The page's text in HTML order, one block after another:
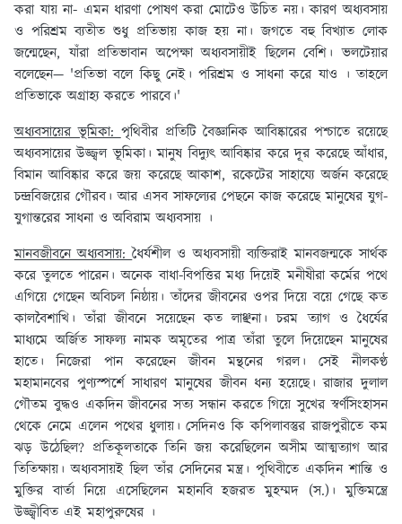
করা যায় না- এমন ধারণা পোষণ করা মোটেও উচিত নয়। কারণ অধ্যবসায়
ও পরিশ্রম ব্যতীত শুধু প্রতিভায় কাজ হয় না। জগতে বহু বিখ্যাত লোক
জন্মেছেন, যাঁরা প্রতিভাবান অপেক্ষা অধ্যবসায়ীই ছিলেন বেশি। ভলটেয়ার
বলেছেন— 'প্রতিভা বলে কিছু নেই। পরিশ্রম ও সাধনা করে যাও । তাহলে
প্রতিভাকে অগ্রাহ্য করতে পারবে।'
অধ্যবসায়ের ভূমিকা: পৃথিবীর প্রতিটি বৈজ্ঞানিক আবিষ্কারের পশ্চাতে রয়েছে
অধ্যবসায়ের উজ্জ্বল ভূমিকা। মানুষ বিদ্যুৎ আবিষ্কার করে দূর করেছে আঁধার,
বিমান আবিষ্কার করে জয় করেছে আকাশ, রকেটের সাহায্যে অর্জন করেছে
চন্দ্রবিজয়ের গৌরব। আর এসব সাফল্যের পেছনে কাজ করেছে মানুষের যুগ-
যুগান্তরের সাধনা ও অবিরাম অধ্যবসায় ।
মানবজীবনে অধ্যবসায়:ধৈর্যশীল ও অধ্যবসায়ী ব্যক্তিরাই মানবজন্মকে সার্থক
করে তুলতে পারেন। অনেক বাধা-বিপত্তির মধ্য দিয়েই মনীষীরা কর্মের পথে
এগিয়ে গেছেন অবিচল নিষ্ঠায়। তাঁদের জীবনের ওপর দিয়ে বয়ে গেছে কত
কালবৈশাখি। তাঁরা জীবনে সয়েছেন কত লাঞ্ছনা। চরম ত্যাগ ও ধৈর্যের
মাধ্যমে অর্জিত সাফল্য নামক অমৃতের পাত্র তাঁরা তুলে দিয়েছেন মানুষের
হাতে। নিজেরা পান করেছেন জীবন মন্থনের গরল। সেই নীলকণ্ঠ
মহামানবের পুণ্যস্পর্শে সাধারণ মানুষের জীবন ধন্য হয়েছে। রাজার দুলাল
গৌতম বুদ্ধও একদিন জীবনের সত্য সন্ধান করতে গিয়ে সুখের স্বর্ণসিংহাসন
থেকে নেমে এলেন পথের ধুলায়। সেদিনও কি কপিলাবস্তুর রাজপুরীতে কম
ঝড় উঠেছিল? প্রতিকূলতাকে তিনি জয় করেছিলেন অসীম আত্মত্যাগ আর
তিতিক্ষায়। অধ্যবসায়ই ছিল তাঁর সেদিনের মন্ত্র। পৃথিবীতে একদিন শান্তি ও
মুক্তির বার্তা নিয়ে এসেছিলেন মহানবি হজরত মুহম্মদ (স.)। মুক্তিমন্ত্রে
উজ্জ্বীবিত এই মহাপুরুষের ।